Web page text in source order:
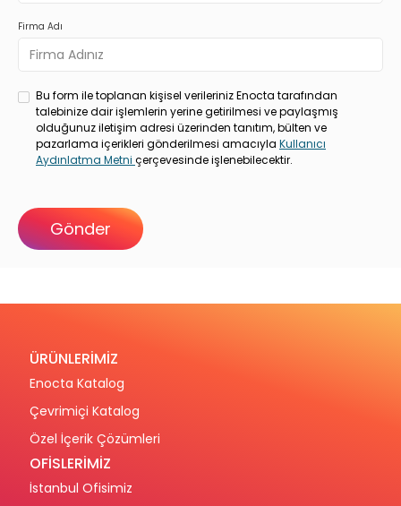
Firma Adı
Bu form ile toplanan kişisel verileriniz Enocta tarafından
talebinize dair işlemlerin yerine getirilmesi ve paylaşmış
olduğunuz iletişim adresi üzerinden tanıtım, bülten ve
pazarlama içerikleri gönderilmesi amacıyla Kullanıcı
Aydınlatma Metni çerçevesinde işlenebilecektir.
ÜRÜNLERİMİZ
Enocta Katalog
Çevrimiçi Katalog
Özel İçerik Çözümleri
OFİSLERİMİZ
İstanbul Ofisimiz